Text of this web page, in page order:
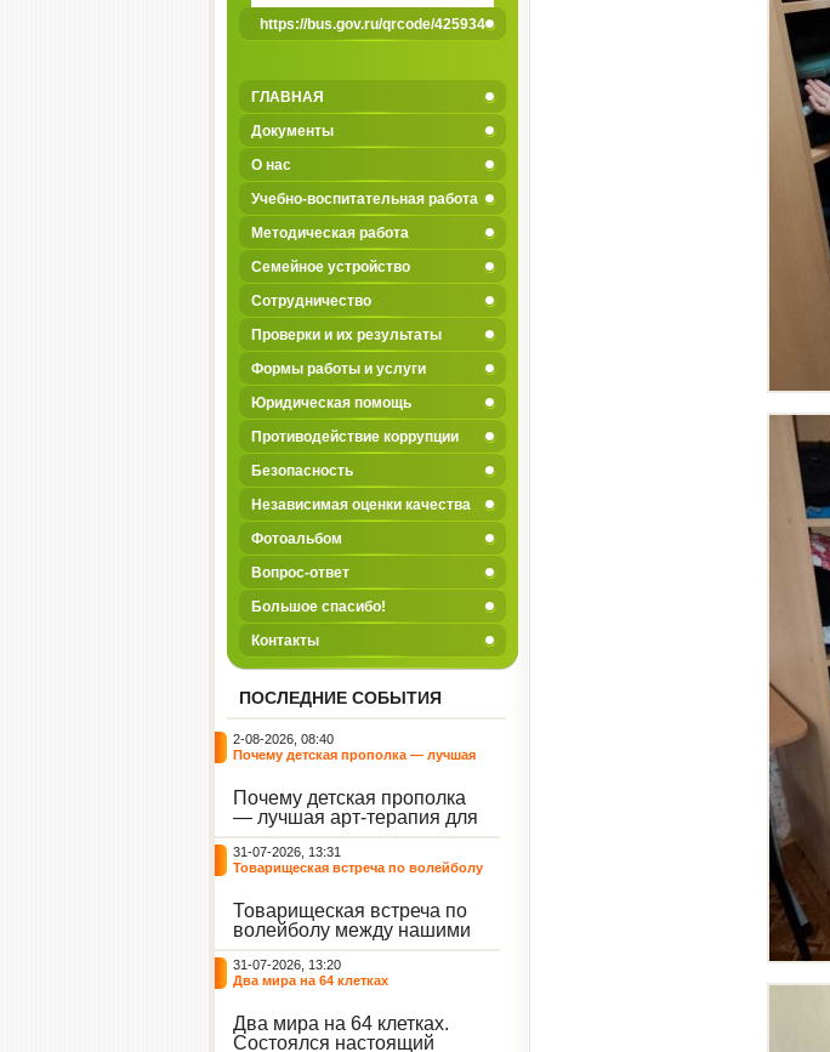
https://bus.gov.ru/qrcode/425934
ГЛАВНАЯ
Документы
О нас
Учебно-воспитательная работа
Методическая работа
Семейное устройство
Сотрудничество
Проверки и их результаты
Формы работы и услуги
Юридическая помощь
Противодействие коррупции
Безопасность
Независимая оценки качества
Фотоальбом
Вопрос-ответ
Большое спасибо!
Контакты
ПОСЛЕДНИЕ СОБЫТИЯ
2-08-2026, 08:40
Почему детская прополка — лучшая
Почему детская прополка
— лучшая арт-терапия для
воспитателя?
31-07-2026, 13:31
Товарищеская встреча по волейболу
Товарищеская встреча по
волейболу между нашими
воспитанниками и
сельскими ребятами.
31-07-2026, 13:20
Два мира на 64 клетках
Два мира на 64 клетках.
Состоялся настоящий